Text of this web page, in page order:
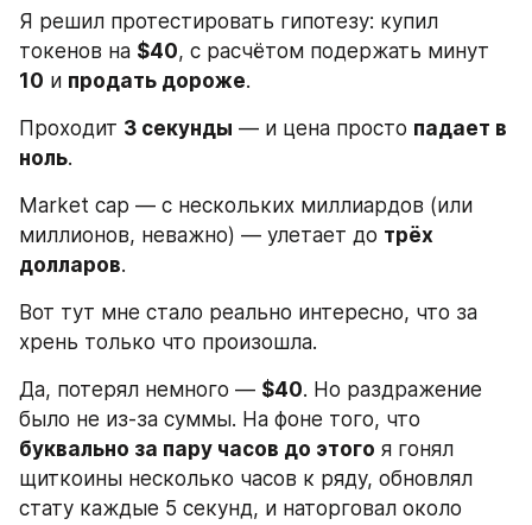
Я решил протестировать гипотезу: купил
токенов на $40
10 и продать дороже.
Проходит 3 секунды — и цена просто падает в
ноль.
Market cap — с нескольких миллиардов (или
миллионов, неважно) — улетает до трёх
долларов.
Вот тут мне стало реально интересно, что за
хрень только что произошла.
Да, потерял немного — $40. Но раздражение
буквально за пару часов до этого я гонял
щиткоины несколько часов к ряду, обновлял